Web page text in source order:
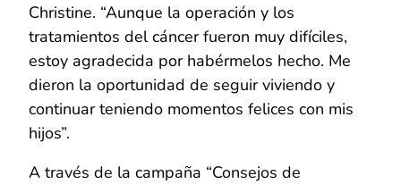
Christine. “Aunque la operación y los
tratamientos del cáncer fueron muy difíciles,
estoy agradecida por habérmelos hecho. Me
dieron la oportunidad de seguir viviendo y
continuar teniendo momentos felices con mis
hijos”.
A través de la campaña “Consejos de